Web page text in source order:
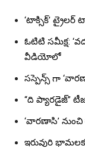
‘టాక్సిక్’
ఓటిటి సమీక్ష:
వీడియోలో
సస్పెన్స్ గా
“ది ప్యారడైజ్”
‘వారణాసి’
ఇరువురి